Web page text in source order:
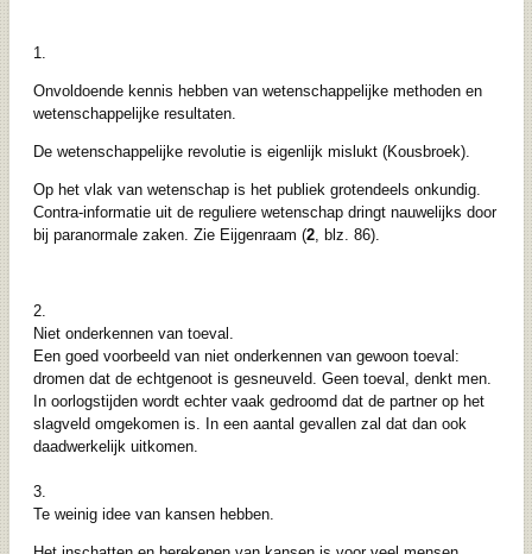
1.
Onvoldoende kennis hebben van wetenschappelijke methoden en
wetenschappelijke resultaten.
De wetenschappelijke revolutie is eigenlijk mislukt (Kousbroek).
Op het vlak van wetenschap is het publiek grotendeels onkundig.
Contra-informatie uit de reguliere wetenschap dringt nauwelijks door
bij paranormale zaken. Zie Eijgenraam (2, blz. 86).
2.
Niet onderkennen van toeval.
Een goed voorbeeld van niet onderkennen van gewoon toeval:
dromen dat de echtgenoot is gesneuveld. Geen toeval, denkt men.
In oorlogstijden wordt echter vaak gedroomd dat de partner op het
slagveld omgekomen is. In een aantal gevallen zal dat dan ook
daadwerkelijk uitkomen.
3.
Te weinig idee van kansen hebben.